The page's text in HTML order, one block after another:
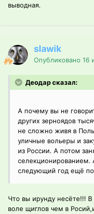
выводная.
slawik
Опубликовано 16
Деодар сказал:
А почему вы не
других зерноядов
не сложно живя в
уличные вольеры и
из России. А потом
селекционированием.
следующий год ещё
Что вы ирунду несёте!!!
воле щиглов чем в